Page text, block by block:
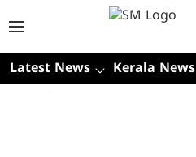
Latest News Kerala News